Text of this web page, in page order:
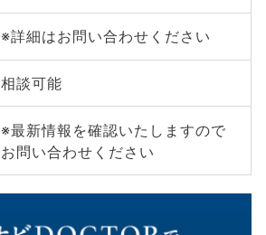
※詳細はお問い合わせください
相談可能
※最新情報を確認いたしますので
お問い合わせください